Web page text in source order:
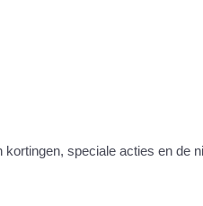
kortingen, speciale acties en de